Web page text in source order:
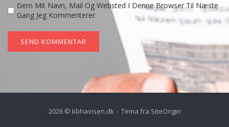
Gem Mit Navn, Mail Og Websted I Denne Browser Til Næste
Gang Jeg Kommenterer.
2026 © kbhavisen.dk Tema fra SiteOrigin